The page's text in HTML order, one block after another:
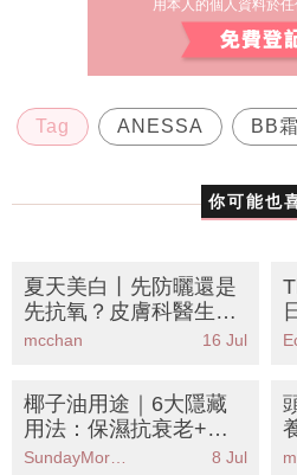
Tag ANESSA BB
性價比高
你可能也
先抗氧？皮膚科醫生解
構正確順序＋10大超級
抗氧化食物
mcchan 16 Jul
用法：保濕抗衰老+美
白牙齒！低成本護膚好
物！
SundayMore編輯部 8 Jul